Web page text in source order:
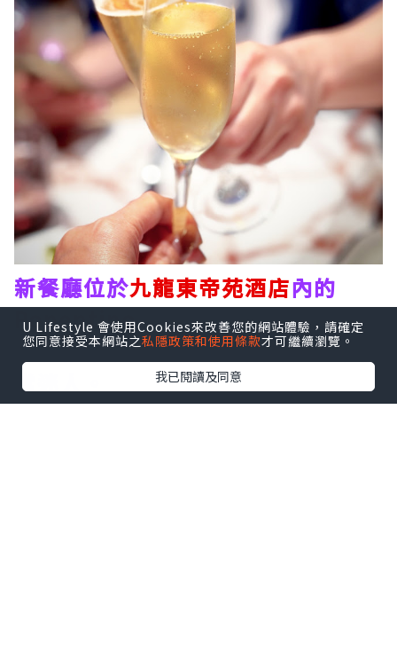
新餐廳位於九龍東帝苑酒店內的
Ponentino，店名是源自羅馬夏日
午後徐徐吹入城中的溫柔海風意景非
常迷人。
U Lifestyle 會使用Cookies來改善您的網站體驗，請確定
您同意接受本網站之私隱政策和使用條款才可繼續瀏覽。
我已閱讀及同意